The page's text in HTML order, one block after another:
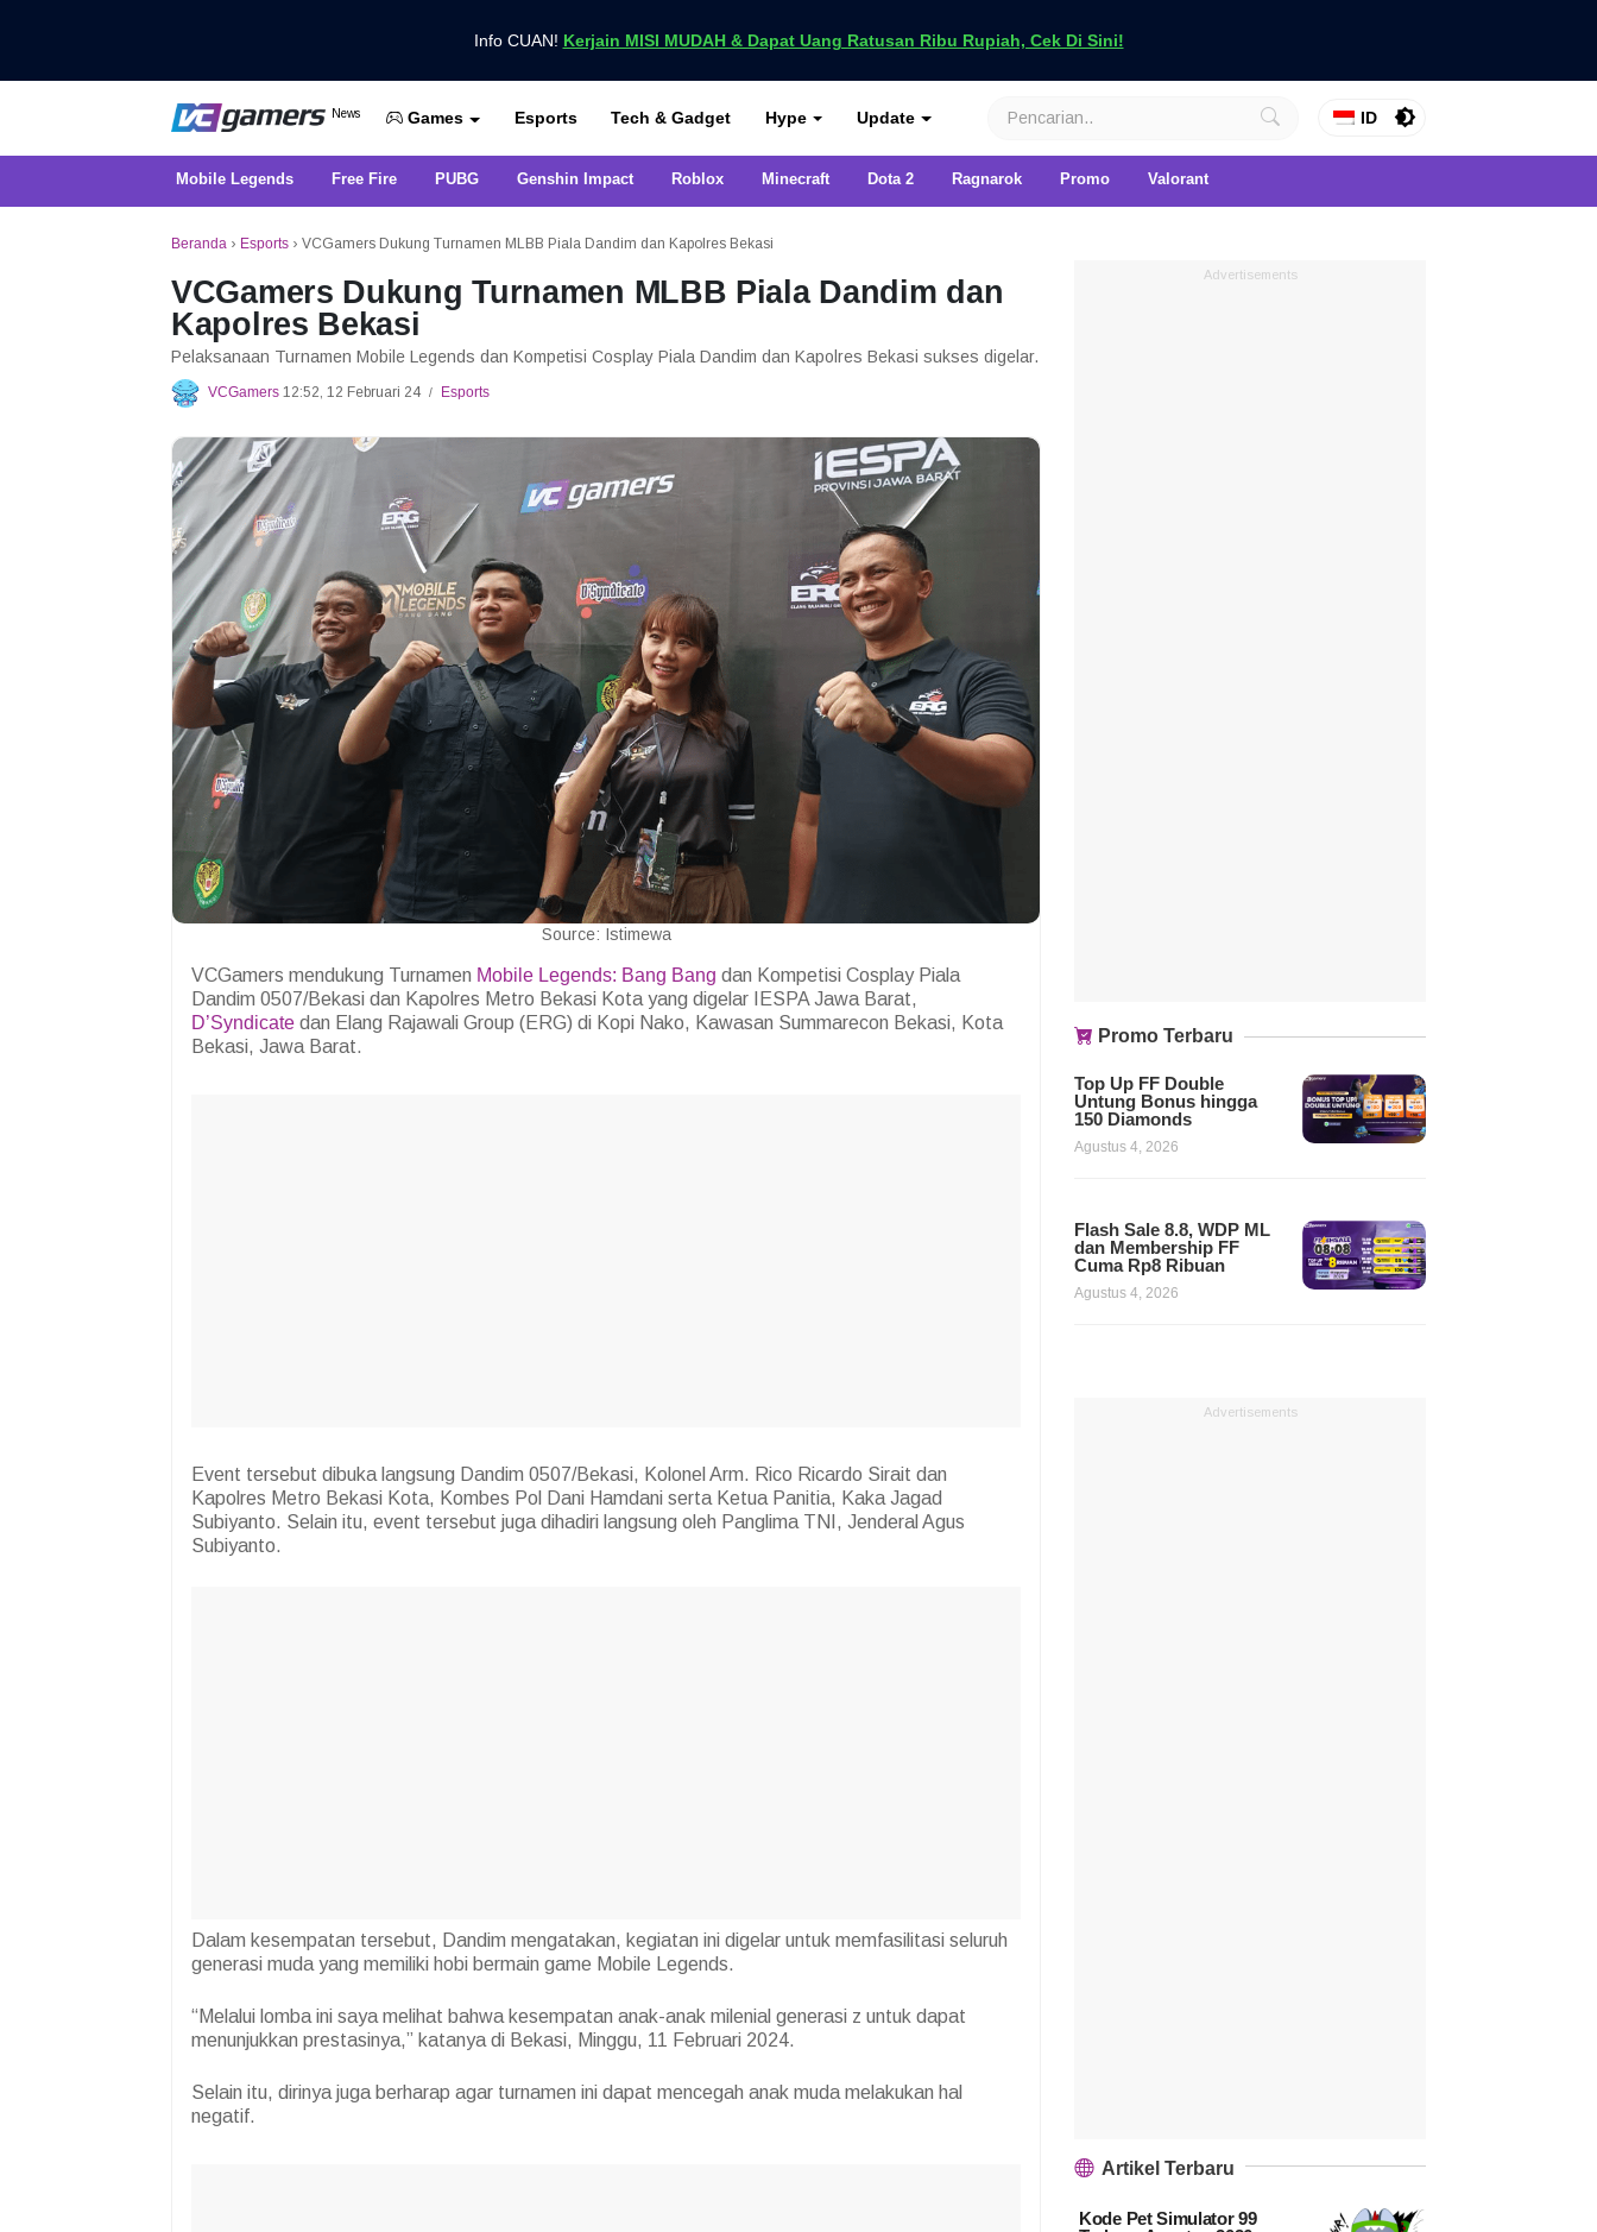
Info CUAN! Kerjain MISI MUDAH & Dapat Uang Ratusan Ribu Rupiah, Cek Di Sini!
VCGamers News
News
Dapatkan Berita Games Terbaru Hanya di VCGamers
Games Esports Tech & Gadget Hype Update ID
Mobile Legends Free Fire PUBG Genshin Impact Roblox Minecraft Dota 2 Ragnarok Promo Valorant
Beranda › Esports › VCGamers Dukung Turnamen MLBB Piala Dandim dan Kapolres Bekasi
VCGamers Dukung Turnamen MLBB Piala Dandim dan
Kapolres Bekasi
Pelaksanaan Turnamen Mobile Legends dan Kompetisi Cosplay Piala Dandim dan Kapolres Bekasi sukses digelar.
VCGamers 12:52, 12 Februari 24 / Esports
Source: Istimewa
VCGamers mendukung Turnamen Mobile Legends: Bang Bang dan Kompetisi Cosplay Piala
Dandim 0507/Bekasi dan Kapolres Metro Bekasi Kota yang digelar IESPA Jawa Barat,
D’Syndicate dan Elang Rajawali Group (ERG) di Kopi Nako, Kawasan Summarecon Bekasi, Kota
Bekasi, Jawa Barat.
Event tersebut dibuka langsung Dandim 0507/Bekasi, Kolonel Arm. Rico Ricardo Sirait dan
Kapolres Metro Bekasi Kota, Kombes Pol Dani Hamdani serta Ketua Panitia, Kaka Jagad
Subiyanto. Selain itu, event tersebut juga dihadiri langsung oleh Panglima TNI, Jenderal Agus
Subiyanto.
Dalam kesempatan tersebut, Dandim mengatakan, kegiatan ini digelar untuk memfasilitasi seluruh
generasi muda yang memiliki hobi bermain game Mobile Legends.
“Melalui lomba ini saya melihat bahwa kesempatan anak-anak milenial generasi z untuk dapat
menunjukkan prestasinya,” katanya di Bekasi, Minggu, 11 Februari 2024.
Selain itu, dirinya juga berharap agar turnamen ini dapat mencegah anak muda melakukan hal
negatif.
Advertisements
Promo Terbaru
Top Up FF Double
Untung Bonus hingga
150 Diamonds
Agustus 4, 2026
Flash Sale 8.8, WDP ML
dan Membership FF
Cuma Rp8 Ribuan
Agustus 4, 2026
Advertisements
Artikel Terbaru
Kode Pet Simulator 99